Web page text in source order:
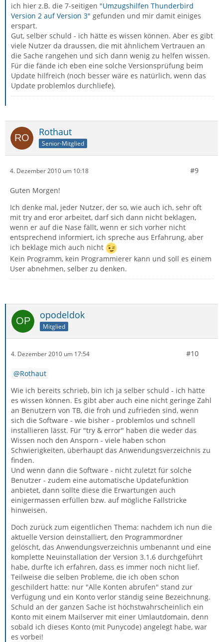
ich hier z.B. die 7-seitigen "Umzugshilfen Thunderbird
Version 2 auf Version 3" gefunden und mir damit einiges
erspart.
Gut, selber schuld - ich hätte es wissen können. Aber es gibt
viele Nutzer da draussen, die mit ähnlichem Vertrauen an
die Sache rangehen und sich dann wenig zu helfen wissen.
Für die fände ich eben eine solche Versionsprüfung beim
Update hilfreich (noch besser wäre es natürlich, wenn das
Update problemlos durchliefe).
Rothaut
Senior-Mitglied
4. Dezember 2010 um 10:18 #9
Guten Morgen!
Ich denke mal, jeder Nutzer, der so, wie auch ich, sehr oft
mit try and eror arbeitet, darf sich dann nicht beklagen,
wenn er auf die Nase fällt, wenn er sich vorher nicht
entsprechend informiert, ich spreche aus Erfahrung, aber
ich beklage mich auch nicht
Kein Programm, kein Programmierer kann und soll es einem
User abnehmen, selber zu denken.
opodeldok
Mitglied
4. Dezember 2010 um 17:54 #10
Rothaut
Wie ich bereits schrieb, bin ich ja selber schuld - ich hätte
es wissen können. Es gibt aber auch eine nicht geringe Zahl
an Benutzern von TB, die froh und zufrieden sind, wenn
sich die Software - wie bisher - problemlos und schnell
installieren lässt. Für "try & error" haben die weder das
Wissen noch den Ansporn - viele haben schon
Schwierigkeiten, überhaupt das Anwendungsverzeichnis zu
finden.
Und wenn dann die Software - nicht zuletzt für solche
Benutzer - zudem eine automatische Updatefunktion
anbietet, dann sollte diese die Erwartungen auch
einigermassen erfüllen bzw. auf mögliche Fallstricke
hinweisen.
Doch zurück zum eigentlichen Thema: nachdem ich nun die
aktuelle Version deinstalliert, den Programmordner
gelöscht, das Anwendungsverzeichnis umbenannt und eine
komplette Neuinstallation der Version 3.1.6 durchgeführt
habe, durfte ich erfahren, dass es immer noch nicht lief.
Teilweise die selben Probleme, die ich oben schon
geschildert hatte: nur "Alle Konten abrufen" stand zur
Verfügung und ein Konto verlor ständig seine Bezeichnung.
Schuld an der ganzen Sache ist höchstwahrscheinlich ein
Konto mit einem Mailserver mit einer Umlautdomain, denn
sobald ich dieses Konto (mit Punycode) angelegt habe, war
es vorbei!